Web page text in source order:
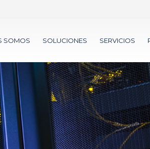
SOMOS SOLUCIONES SERVICIOS